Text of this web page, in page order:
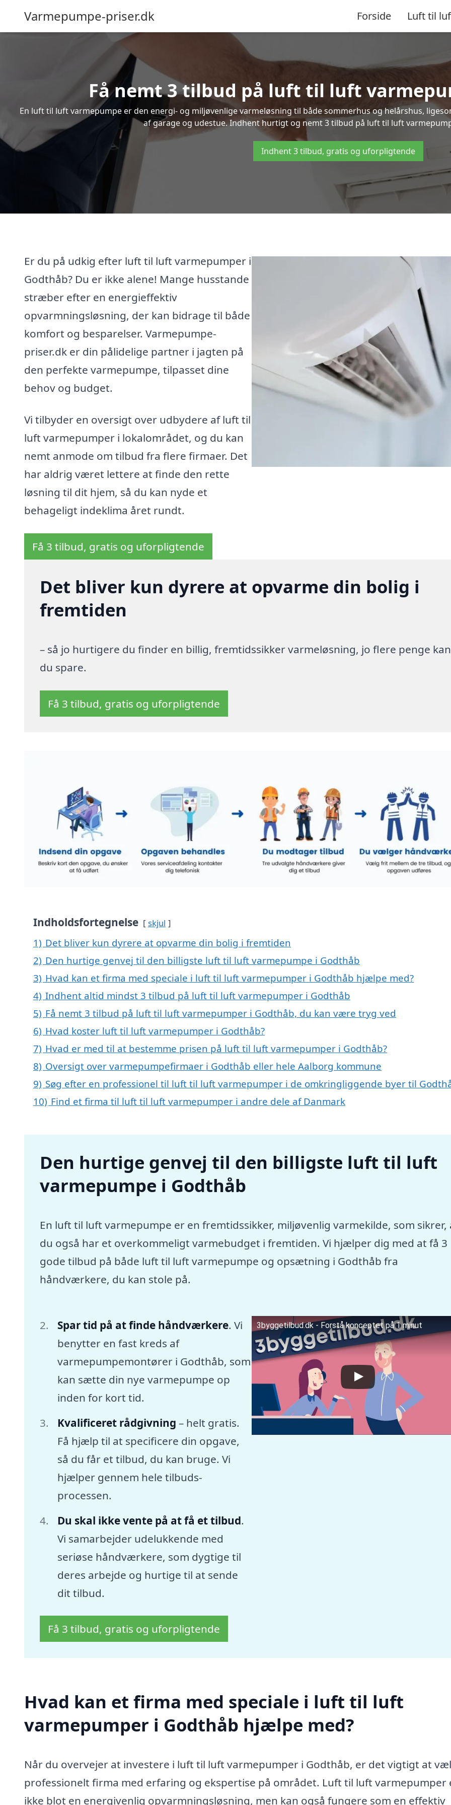
Varmepumpe-priser.dk Forside Luft til
Få nemt 3 tilbud på luft til luft
En luft til luft varmepumpe er den energi- og miljøvenlige varmeløsning til både sommerhus og helårshus,
af garage og udestue. Indhent hurtigt og nemt 3 tilbud på luft til luft
Indhent 3 tilbud, gratis og uforpligtende
Er du på udkig efter luft til luft varmepumper i
Godthåb? Du er ikke alene! Mange husstande
stræber efter en energieffektiv
opvarmningsløsning, der kan bidrage til både
komfort og besparelser. Varmepumpe-
priser.dk er din pålidelige partner i jagten på
den perfekte varmepumpe, tilpasset dine
behov og budget.
Vi tilbyder en oversigt over udbydere af luft til
luft varmepumper i lokalområdet, og du kan
nemt anmode om tilbud fra flere firmaer. Det
har aldrig været lettere at finde den rette
løsning til dit hjem, så du kan nyde et
behageligt indeklima året rundt.
Få 3 tilbud, gratis og uforpligtende
Det bliver kun dyrere at opvarme din bolig i
fremtiden
– så jo hurtigere du finder en billig, fremtidssikker varmeløsning, jo flere penge kan
du spare.
Få 3 tilbud, gratis og uforpligtende
Indholdsfortegnelse skjul
1) Det bliver kun dyrere at opvarme din bolig i fremtiden
2) Den hurtige genvej til den billigste luft til luft varmepumpe i Godthåb
3) Hvad kan et firma med speciale i luft til luft varmepumper i Godthåb hjælpe med?
4) Indhent altid mindst 3 tilbud på luft til luft varmepumper i Godthåb
5) Få nemt 3 tilbud på luft til luft varmepumper i Godthåb, du kan være tryg ved
6) Hvad koster luft til luft varmepumper i Godthåb?
7) Hvad er med til at bestemme prisen på luft til luft varmepumper i Godthåb?
8) Oversigt over varmepumpefirmaer i Godthåb eller hele Aalborg kommune
9) Søg efter en professionel til luft til luft varmepumper i de omkringliggende byer til
10) Find et firma til luft til luft varmepumper i andre dele af Danmark
Den hurtige genvej til den billigste luft til luft
varmepumpe i Godthåb
En luft til luft varmepumpe er en fremtidssikker, miljøvenlig varmekilde, som sikrer,
du også har et overkommeligt varmebudget i fremtiden. Vi hjælper dig med at få 3
gode tilbud på både luft til luft varmepumpe og opsætning i Godthåb fra
håndværkere, du kan stole på.
Spar tid på at finde håndværkere. Vi
benytter en fast kreds af
varmepumpemontører i Godthåb, som
kan sætte din nye varmepumpe op
inden for kort tid.
Kvalificeret rådgivning – helt gratis.
Få hjælp til at specificere din opgave,
så du får et tilbud, du kan bruge. Vi
hjælper gennem hele tilbuds-
processen.
Du skal ikke vente på at få et tilbud.
Vi samarbejder udelukkende med
seriøse håndværkere, som dygtige til
deres arbejde og hurtige til at sende
dit tilbud.
3byggetilbud.dk - Forstå konceptet på 1 minut
Få 3 tilbud, gratis og uforpligtende
Hvad kan et firma med speciale i luft til luft
varmepumper i Godthåb hjælpe med?
Når du overvejer at investere i luft til luft varmepumper i Godthåb, er det vigtigt at
professionelt firma med erfaring og ekspertise på området. Luft til luft varmepumper
ikke blot en energivenlig opvarmningsløsning, men kan også fungere som en effektiv